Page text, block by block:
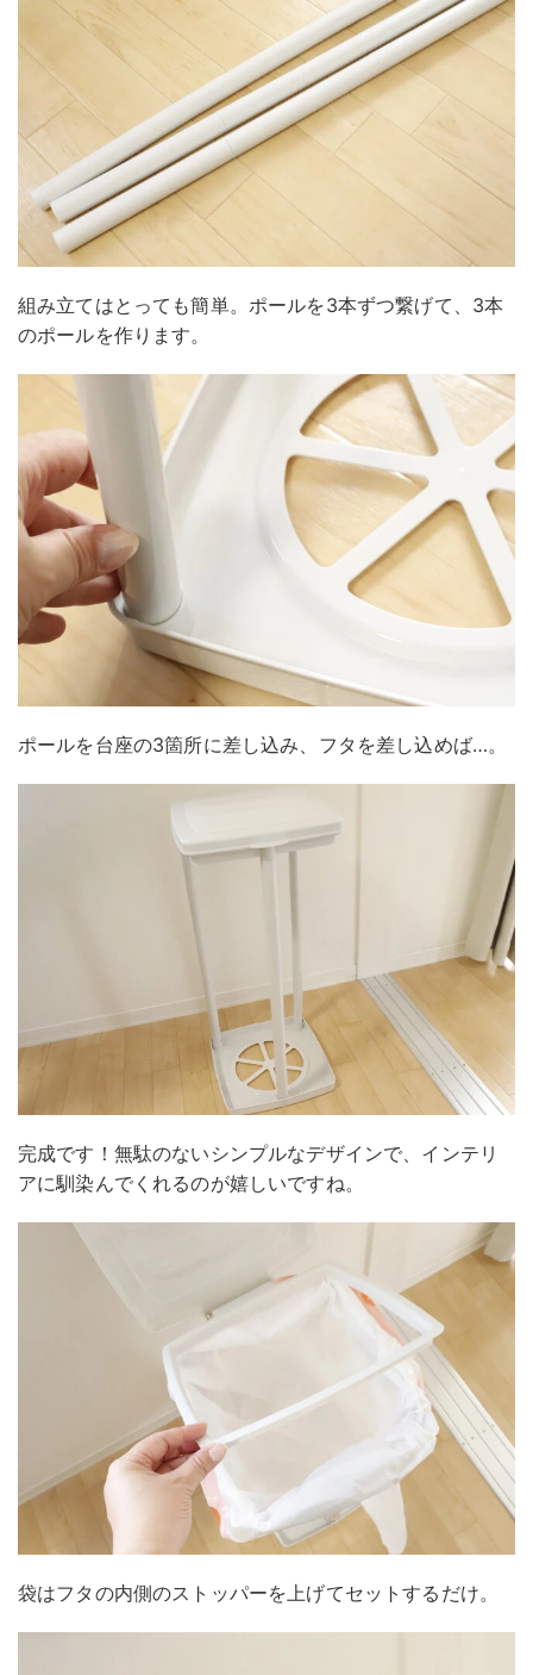
組み立てはとっても簡単。ポールを3本ずつ繋げて、3本
のポールを作ります。
ポールを台座の3箇所に差し込み、フタを差し込めば…。
完成です！無駄のないシンプルなデザインで、インテリ
アに馴染んでくれるのが嬉しいですね。
袋はフタの内側のストッパーを上げてセットするだけ。